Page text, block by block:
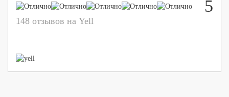
5
148 отзывов на Yell